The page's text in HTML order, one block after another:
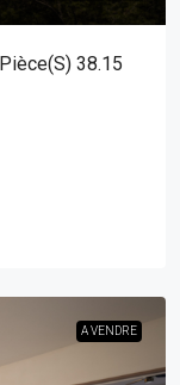
38.15
A VENDRE